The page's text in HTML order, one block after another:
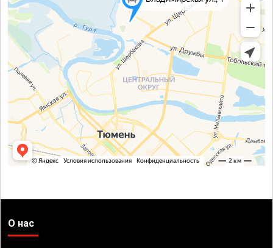
О нас